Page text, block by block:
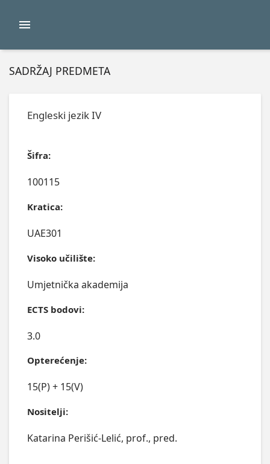
SADRŽAJ PREDMETA
Engleski jezik IV
Šifra:
100115
Kratica:
UAE301
Visoko učilište:
Umjetnička akademija
ECTS bodovi:
3.0
Opterećenje:
15(P) + 15(V)
Nositelji:
Katarina Perišić-Lelić, prof., pred.